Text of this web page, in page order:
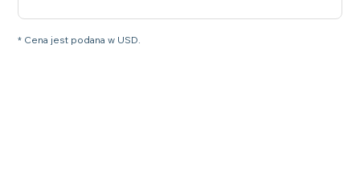
* Cena jest podana w USD.